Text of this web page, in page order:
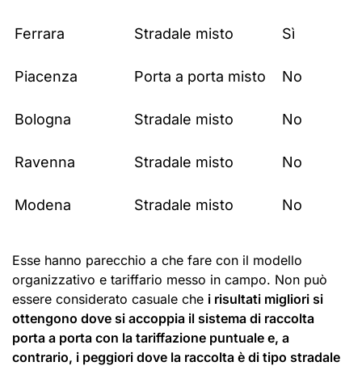
Ferrara Stradale misto Sì
Piacenza Porta a porta misto No
Bologna Stradale misto No
Ravenna Stradale misto No
Modena Stradale misto No
Esse hanno parecchio a che fare con il modello
organizzativo e tariffario messo in campo. Non può
essere considerato casuale che i risultati migliori si
ottengono dove si accoppia il sistema di raccolta
porta a porta con la tariffazione puntuale e, a
contrario, i peggiori dove la raccolta è di tipo stradale